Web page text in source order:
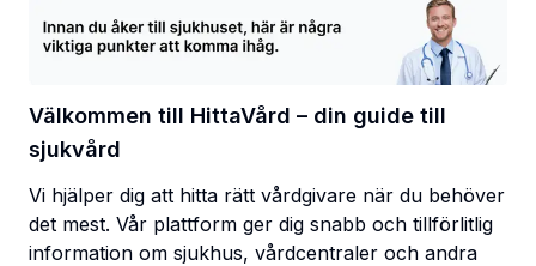
Välkommen till HittaVård – din guide till
sjukvård
Vi hjälper dig att hitta rätt vårdgivare när du behöver
det mest. Vår plattform ger dig snabb och tillförlitlig
information om sjukhus, vårdcentraler och andra